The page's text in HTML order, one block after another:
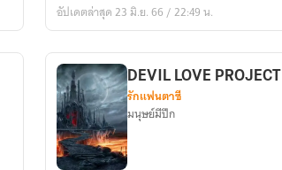
อัปเดตล่าสุด 23 มิ.ย. 66 / 22:49 น.
DEVIL LOVE PROJECT
รักแฟนตาซี
มนุษย์มีปีก